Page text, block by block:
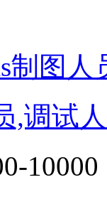
制图人
,调试